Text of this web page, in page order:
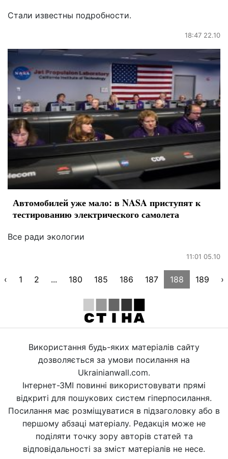
Стали известны подробности.
18:47 22.10
Автомобилей уже мало: в NASA приступят к
тестированию электрического самолета
Все ради экологии
11:01 05.10
‹ 1 2 ... 180 185 186 187 188 189 ›
Використання будь-яких матеріалів сайту
дозволяється за умови посилання на
Ukrainianwall.com.
Інтернет-ЗМІ повинні використовувати прямі
відкриті для пошукових систем гіперпосилання.
Посилання має розміщуватися в підзаголовку або в
першому абзаці матеріалу. Редакція може не
поділяти точку зору авторів статей та
відповідальності за зміст матеріалів не несе.